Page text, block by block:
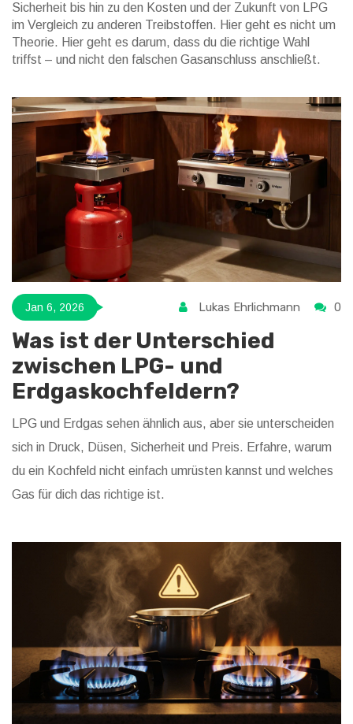
Sicherheit bis hin zu den Kosten und der Zukunft von LPG
im Vergleich zu anderen Treibstoffen. Hier geht es nicht um
Theorie. Hier geht es darum, dass du die richtige Wahl
triffst – und nicht den falschen Gasanschluss anschließt.
Jan 6, 2026 Lukas Ehrlichmann 0
Was ist der Unterschied
zwischen LPG- und
Erdgaskochfeldern?
LPG und Erdgas sehen ähnlich aus, aber sie unterscheiden
sich in Druck, Düsen, Sicherheit und Preis. Erfahre, warum
du ein Kochfeld nicht einfach umrüsten kannst und welches
Gas für dich das richtige ist.